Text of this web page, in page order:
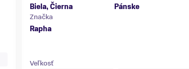
Biela, Čierna
Pánske
Značka
Rapha
Veľkosť